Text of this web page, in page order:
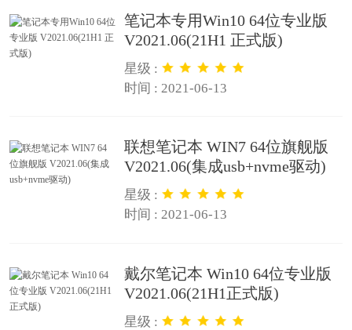
笔记本专用Win10 64位专业版
V2021.06(21H1 正式版)
星级 :
时间 : 2021-06-13
联想笔记本 WIN7 64位旗舰版
V2021.06(集成usb+nvme驱动)
星级 :
时间 : 2021-06-13
戴尔笔记本 Win10 64位专业版
V2021.06(21H1正式版)
星级 :